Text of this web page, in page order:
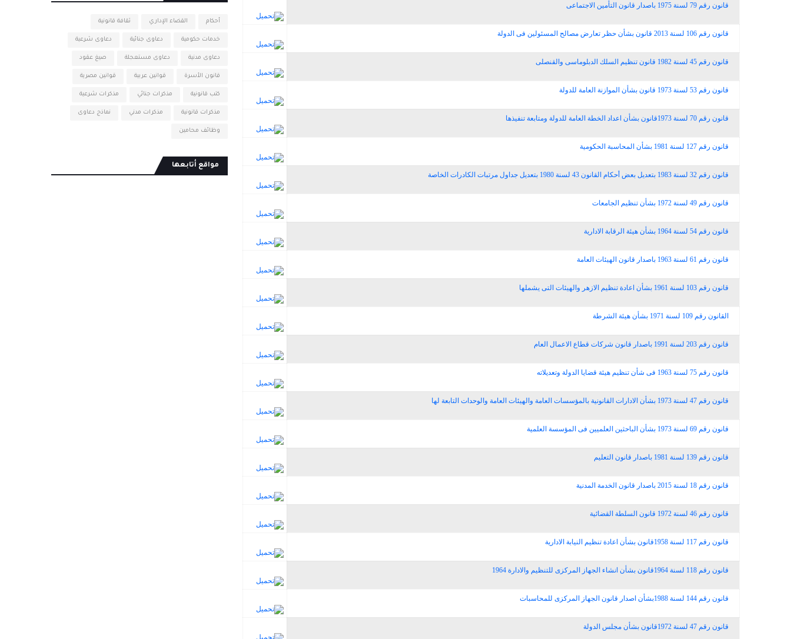
قانون رقم 79 لسنة 1975 باصدار قانون التأمين الاجتماعى
قانون رقم 106 لسنة 2013 قانون بشأن حظر تعارض مصالح المسئولين فى الدولة
قانون رقم 45 لسنة 1982 قانون تنظيم السلك الدبلوماسى والقنصلى
قانون رقم 53 لسنة 1973 قانون بشأن الموازنة العامة للدولة
قانون رقم 70 لسنة 1973قانون بشأن اعداد الخطة العامة للدولة ومتابعة تنفيذها
قانون رقم 127 لسنة 1981 بشأن المحاسبة الحكومية
قانون رقم 32 لسنة 1983 بتعديل بعض أحكام القانون 43 لسنة 1980 بتعديل جداول مرتبات الكادرات الخاصة
قانون رقم 49 لسنة 1972 بشأن تنظيم الجامعات
قانون رقم 54 لسنة 1964 بشأن هيئة الرقابة الادارية
قانون رقم 61 لسنة 1963 باصدار قانون الهيئات العامة
قانون رقم 103 لسنة 1961 بشأن اعادة تنظيم الازهر والهيئات التى يشملها
القانون رقم 109 لسنة 1971 بشأن هيئة الشرطة
قانون رقم 203 لسنة 1991 باصدار قانون شركات قطاع الاعمال العام
قانون رقم 75 لسنة 1963 فى شأن تنظيم هيئة قضايا الدولة وتعديلاته
قانون رقم 47 لسنة 1973 بشأن الادارات القانونية بالمؤسسات العامة والهيئات العامة والوحدات التابعة لها
قانون رقم 69 لسنة 1973 بشأن الباحثين العلميين فى المؤسسة العلمية
قانون رقم 139 لسنة 1981 باصدار قانون التعليم
قانون رقم 18 لسنة 2015 باصدار قانون الخدمة المدنية
قانون رقم 46 لسنة 1972 قانون السلطة القضائية
قانون رقم 117 لسنة 1958قانون بشأن اعادة تنظيم النيابة الادارية
قانون رقم 118 لسنة 1964قانون بشأن انشاء الجهاز المركزى للتنظيم والادارة 1964
قانون رقم 144 لسنة 1988بشأن اصدار قانون الجهاز المركزى للمحاسبات
قانون رقم 47 لسنة 1972قانون بشأن مجلس الدولة
أحكام القضاء الإداري ثقافة قانونية
خدمات حكومية دعاوى جنائية دعاوى شرعية
دعاوى مدنية دعاوى مستعجلة صيغ عقود
قانون الأسرة قوانين عربية قوانين مصرية
كتب قانونية مذكرات جنائي مذكرات شرعية
مذكرات قانونية مذكرات مدني نماذج دعاوى
وظائف محامين
مواقع أتابعها